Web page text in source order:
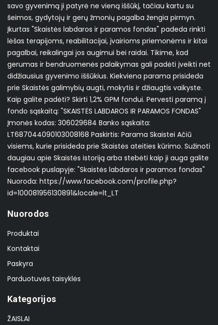
savo gyvenimą ji patyrė ne vieną iššūkį, tačiau kartu su
šeimos, gydytojų ir gerų žmonių pagalba žengia pirmyn.
Įkurtas "Skaistės labdaros ir paramos fondas" padeda rinkti
lėšas terapijoms, reabilitacijai, įvairioms priemonėms ir kitai
pagalbai, reikalingai jos augimui bei raidai. Tikime, kad
gerumas ir bendruomenės palaikymas gali padėti įveikti net
didžiausius gyvenimo iššūkius. Kiekviena parama prisideda
prie Skaistės galimybių augti, mokytis ir džiaugtis vaikyste.
Kaip galite padėti? Skirti 1,2% GPM fondui. Pervesti paramą į
fondo sąskaitą: "SKAISTĖS LABDAROS IR PARAMOS FONDAS"
Įmonės kodas: 306029684 Banko sąskaita:
LT687044090103008168 Paskirtis: Parama Skaistei Ačiū
visiems, kurie prisideda prie Skaistės ateities kūrimo. Sužinoti
daugiau apie Skaistės istoriją arba stebėti kaip ji auga galite
facebook puslapyje: "Skaistės labdaros ir paramos fondas"
Nuoroda: https://www.facebook.com/profile.php?
id=100081956130891&locale=lt_LT
Nuorodos
Produktai
Kontaktai
Paskyra
Parduotuvės taisyklės
Kategorijos
ŽAISLAI